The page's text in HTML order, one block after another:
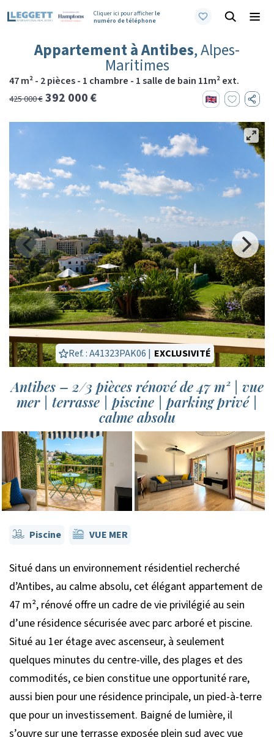
Cliquer ici pour afficherle
numéro de téléphone
Appartement à Antibes, Alpes-
Maritimes
47 m² - 2 pièces - 1 chambre - 1 salle de bain 11m² ext.
425 000 € 392 000 €
Ref. : A41323PAK06 | EXCLUSIVITÉ
Antibes – 2/3 pièces rénové de 47 m² | vue
mer | terrasse | piscine | parking privé |
calme absolu
Piscine VUE MER
Situé dans un environnement résidentiel recherché
d’Antibes, au calme absolu, cet élégant appartement de
47 m², rénové offre un cadre de vie privilégié au sein
d’une résidence sécurisée avec parc arboré et piscine.
Situé au 1er étage avec ascenseur, à seulement
quelques minutes du centre-ville, des plages et des
commodités, ce bien constitue une opportunité rare,
aussi bien pour une résidence principale, un pied-à-terre
que pour un investissement. Baigné de lumière, il
s’ouvre sur une terrasse exposée plein sud avec vue